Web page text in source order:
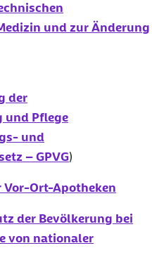
und zur Änderung
der
und Pflege
und
– GPVG)
Vor-Ort-Apotheken
der Bevölkerung bei
von nationaler